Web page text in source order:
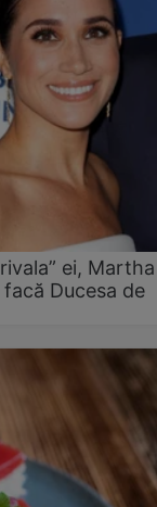
ei, Martha
Ducesa de